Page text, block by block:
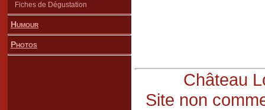
Fiches de Dégustation
Humour
Photos
Château
Site non